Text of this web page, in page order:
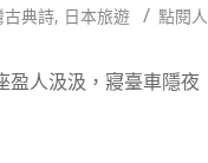
古典詩, 日本旅遊
點閱人
盈人汲汲，寢臺車隱夜